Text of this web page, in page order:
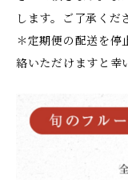
します。ご了承くだ
＊定期便の配送を停
絡いただけますと幸